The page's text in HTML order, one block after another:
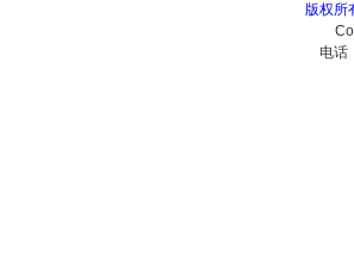
版权所
电